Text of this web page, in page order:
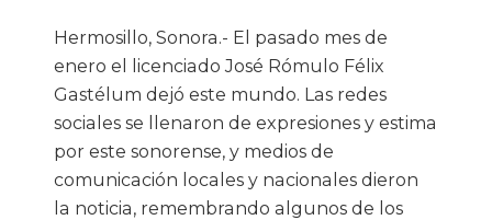
Hermosillo, Sonora.- El pasado mes de
enero el licenciado José Rómulo Félix
Gastélum dejó este mundo. Las redes
sociales se llenaron de expresiones y estima
por este sonorense, y medios de
comunicación locales y nacionales dieron
la noticia, remembrando algunos de los